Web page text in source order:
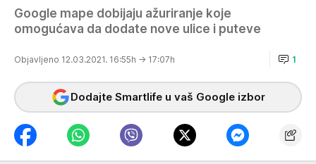
Google mape dobijaju ažuriranje koje
omogućava da dodate nove ulice i puteve
Objavljeno 12.03.2021. 16:55h → 17:07h 1
Dodajte Smartlife u vaš Google izbor